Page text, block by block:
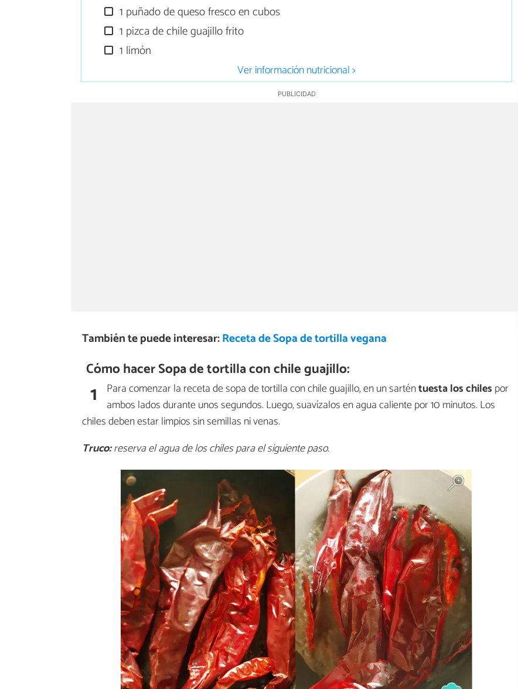
1 puñado de queso fresco en cubos
1 pizca de chile guajillo frito
1 limón
Ver información nutricional >
También te puede interesar:Receta de Sopa de tortilla vegana
Cómo hacer Sopa de tortilla con chile guajillo:
1 Para comenzar la receta de sopa de tortilla con chile guajillo, en un sarténtuesta los chiles por
ambos lados durante unos segundos. Luego, suavízalos en agua caliente por 10 minutos. Los
chiles deben estar limpios sin semillas ni venas.
Truco:reserva el agua de los chiles para el siguiente paso.